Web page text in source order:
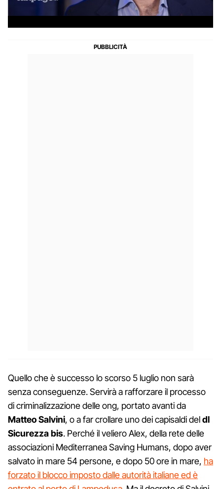
Quello che è successo lo scorso 5 luglio non sarà
senza conseguenze. Servirà a rafforzare il processo
di criminalizzazione delle ong, portato avanti da
Matteo Salvini, o a far crollare uno dei capisaldi deldl
Sicurezza bis. Perché il veliero Alex, della rete delle
associazioni Mediterranea Saving Humans, dopo aver
salvato in mare 54 persone, e dopo 50 ore in mare, ha
forzato il blocco imposto dalle autorità italiane ed è